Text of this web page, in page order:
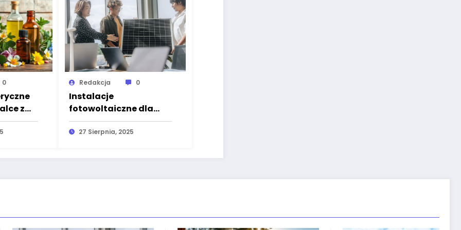
0
z
Redakcja 0
Instalacje
fotowoltaiczne dla
firm w Krakowie – jak
obniżyć koszty energii
27 Sierpnia, 2025